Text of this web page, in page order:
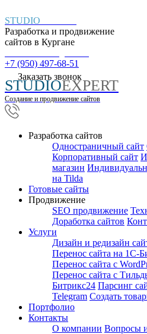
STUDIO
Разработка и продвижение
сайтов в Кургане
+7 (950) 497-68-51
Заказать звонок
STUDIOEXPERT
Создание и продвижение сайтов
Разработка сайтов
Одностраничный сайт
Корпоративный сайт
магазин
на Tilda
Готовые сайты
Продвижение
SEO продвижение
Доработка сайтов
Услуги
Дизайн и редизайн
Перенос сайта на 1С-
Перенос сайта с
Перенос сайта с
Битрикс24 Парсинг
Telegram Создать
Портфолио
Контакты
О компании Вопросы